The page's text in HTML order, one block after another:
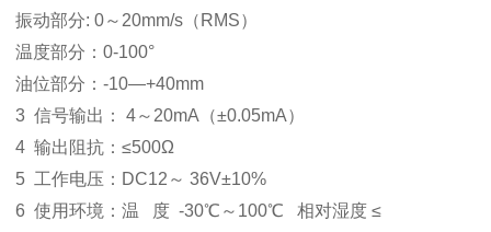
振动部分: 0～20mm/s（RMS）
温度部分：0-100°
油位部分：-10—+40mm
3 信号输出： 4～20mA（±0.05mA）
4 输出阻抗：≤500Ω
5 工作电压：DC12～ 36V±10%
6 使用环境：温 度 -30℃～100℃ 相对湿度 ≤